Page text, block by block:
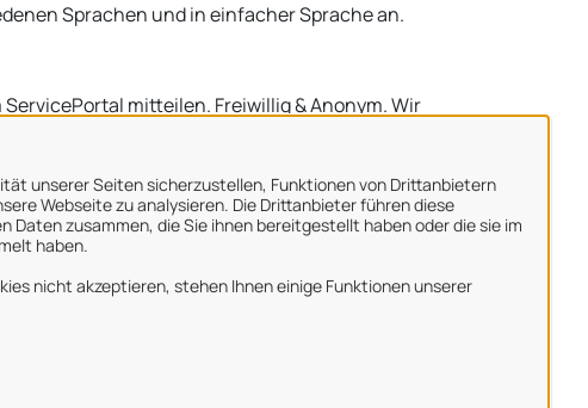
unserer Seiten sicherzustellen, Funktionen von Drittanbietern
Webseite zu analysieren. Die Drittanbieter führen diese
zusammen, die Sie ihnen bereitgestellt haben oder die sie im
haben.
nicht akzeptieren, stehen Ihnen einige Funktionen unserer
Sprachen und in einfacher Sprache an.
mitteilen. Freiwillig & Anonym. Wir
Über uns
Impressum